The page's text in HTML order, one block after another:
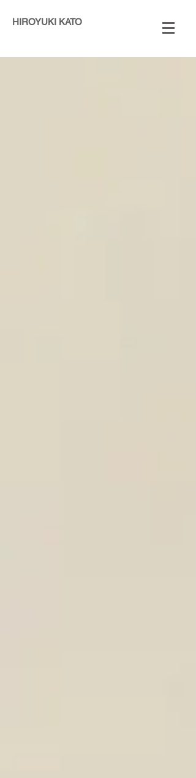
HIROYUKI KATO